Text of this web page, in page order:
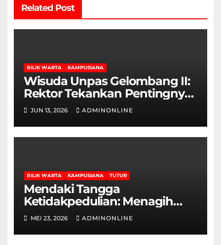
Related Post
BILIK WARTA KAMPUSIANA
Wisuda Unpas Gelombang II:
Rektor Tekankan Pentingnya
Sertifikasi Keahlian
JUN 13, 2026 ADMINONLINE
BILIK WARTA KAMPUSIANA TUTUR
Mendaki Tangga
Ketidakpedulian: Menagih
Hak Disabilitas yang
Terpasung di Selasar Kampus
MEI 23, 2026 ADMINONLINE